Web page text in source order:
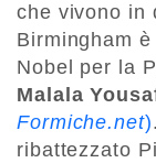
che vivono in
Birmingham
Nobel per la
Malala
Formiche.net)
ribattezzato